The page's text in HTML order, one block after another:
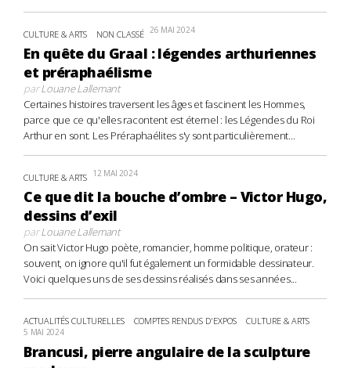
CULTURE & ARTS NON CLASSÉ 26 MAI 2024
En quête du Graal : légendes arthuriennes
et préraphaélisme
parLouane Lallemant
Certaines histoires traversent les âges et fascinent les Hommes,
parce que ce qu'elles racontent est éternel : les Légendes du Roi
Arthur en sont. Les Préraphaélites s'y sont particulièrement...
CULTURE & ARTS 12 MAI 2024
Ce que dit la bouche d’ombre – Victor Hugo,
dessins d’exil
parLouane Lallemant
On sait Victor Hugo poète, romancier, homme politique, orateur :
souvent, on ignore qu'il fut également un formidable dessinateur.
Voici quelques uns de ses dessins réalisés dans ses années...
ACTUALITÉS CULTURELLES COMPTES RENDUS D'EXPOS CULTURE & ARTS
5 MAI 2024
Brancusi, pierre angulaire de la sculpture